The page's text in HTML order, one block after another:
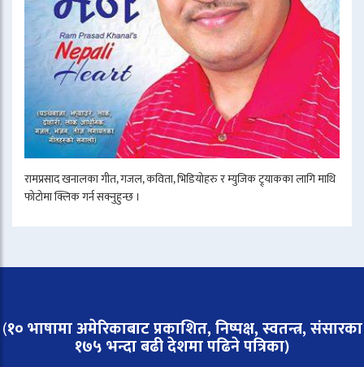
रामप्रसाद खनालका गीत, गजल, कविता, भिडियोहरु र म्युजिक ट्र्याकका लागि माथि
फोटोमा क्लिक गर्न सक्नुहुन्छ ।
(१० भाषामा अमेरिकाबाट प्रकाशित, निष्पक्ष, स्वतन्त्र,संसारका
१७५ भन्दा बढी देशमा पढिने पत्रिका)